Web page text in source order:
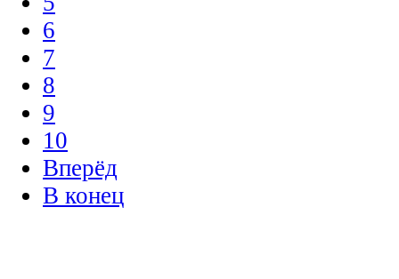
6
7
8
9
10
Вперёд
В конец